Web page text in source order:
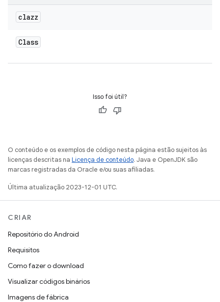
clazz
Class
Isso foi útil?
O conteúdo e os exemplos de código nesta página estão sujeitos às
licenças descritas na Licença de conteúdo. Java e OpenJDK são
marcas registradas da Oracle e/ou suas afiliadas.
Última atualização 2023-12-01 UTC.
CRIAR
Repositório do Android
Requisitos
Como fazer o download
Visualizar códigos binários
Imagens de fábrica